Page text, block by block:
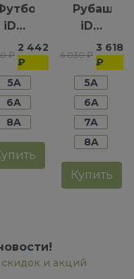
iDO
для
₽
2 442
₽
5A
6A
8A
Рубашка
iDO
для
девочек
6 030 ₽
3 618
₽
5A
6A
7A
8A
Купить
и акций